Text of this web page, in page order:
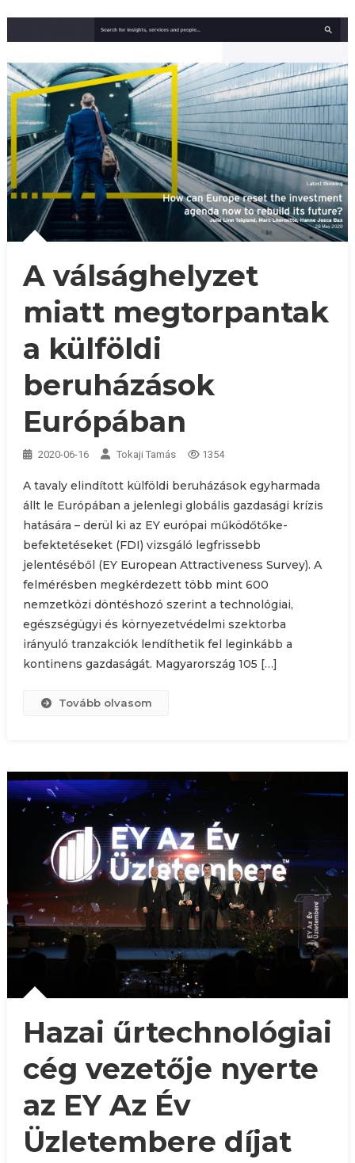
A válsághelyzet
miatt megtorpantak
a külföldi
beruházások
Európában
2020-06-16 Tokaji Tamás 1354
A tavaly elindított külföldi beruházások egyharmada
állt le Európában a jelenlegi globális gazdasági krízis
hatására – derül ki az EY európai működőtőke-
befektetéseket (FDI) vizsgáló legfrissebb
jelentéséből (EY European Attractiveness Survey). A
felmérésben megkérdezett több mint 600
nemzetközi döntéshozó szerint a technológiai,
egészségügyi és környezetvédelmi szektorba
irányuló tranzakciók lendíthetik fel leginkább a
kontinens gazdaságát. Magyarország 105 […]
Tovább olvasom
Hazai űrtechnológiai
cég vezetője nyerte
az EY Az Év
Üzletembere díjat